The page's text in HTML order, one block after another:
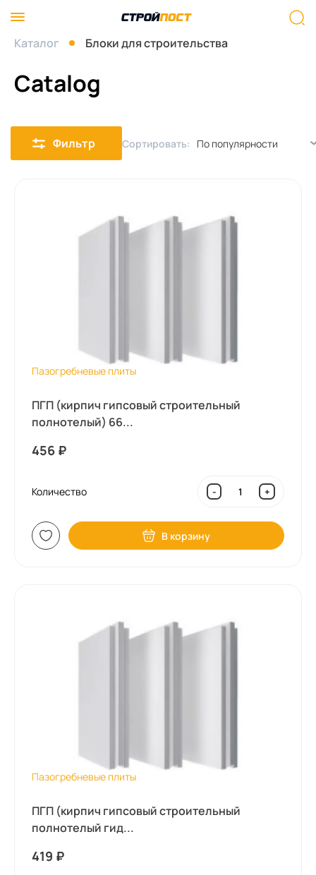
Каталог Блоки для строительства
Catalog
Фильтр Сортировать:
Пазогребневые плиты
ПГП (кирпич гипсовый строительный
полнотелый) 66...
456 ₽
Количество - +
В корзину
Пазогребневые плиты
ПГП (кирпич гипсовый строительный
полнотелый гид...
419 ₽